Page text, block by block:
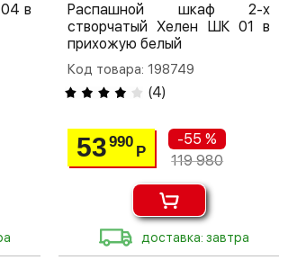
в
Распашной шкаф 2-х
створчатый Хелен ШК 01 в
прихожую белый
Код товара: 198749
(4)
53990
Р
-55 %
119 980
доставка: завтра